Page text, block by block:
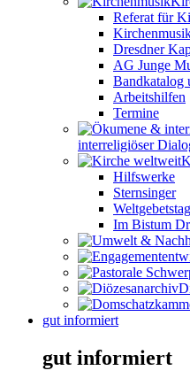
Referat für
Dresdner
AG Junge
Bandkatalog
Arbeitshilfen
Termine
interreligiöser
Hilfswerke
Sternsinger
Im Bistum
gut informiert
gut informiert